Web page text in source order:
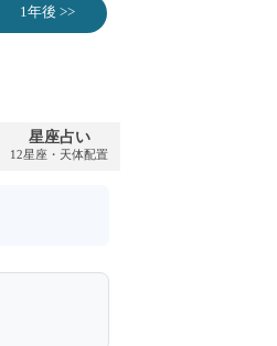
1年後 >>
星座占い
12星座・天体配置